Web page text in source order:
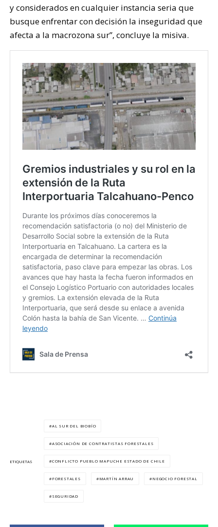
y considerados en cualquier instancia seria que
busque enfrentar con decisión la inseguridad que
afecta a la macrozona sur”, concluye la misiva.
ETIQUETAS
AL SUR DEL BIOBÍO
ASOCIACIÓN DE CONTRATISTAS FORESTALES
CONFLICTO PUEBLO MAPUCHE ESTADO DE CHILE
FORESTALES MARTÍN ARRAU NEGOCIO FORESTAL
SEGURIDAD